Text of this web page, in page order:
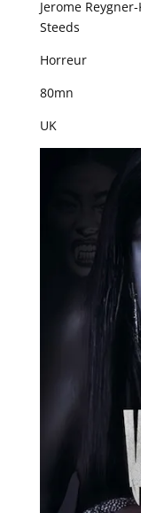
Jerome
Steeds
Horreur
80mn
UK